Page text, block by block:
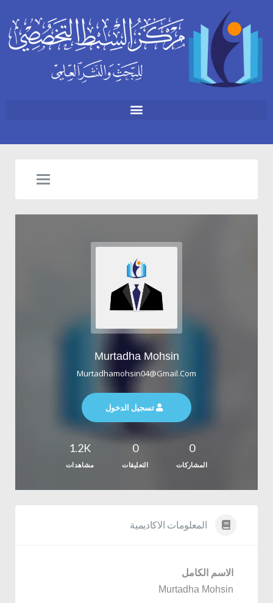
Murtadha Mohsin
Murtadhamohsin04@gmail.com
تسجيل الدخول
0
المشاركات
0
التعليقات
1.2K
مشاهدات
المعلومات الاكاديمية
الاسم الكامل
Murtadha Mohsin